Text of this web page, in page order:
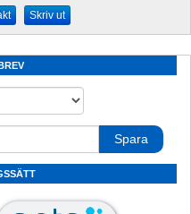
Skriv ut
Spara